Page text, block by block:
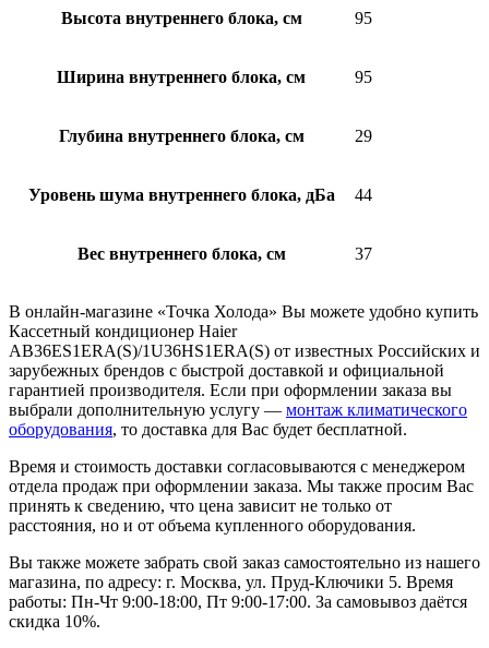
Высота внутреннего блока, см 95
Ширина внутреннего блока, см 95
Глубина внутреннего блока, см 29
Уровень шума внутреннего блока, дБа 44
Вес внутреннего блока, см 37
В онлайн-магазине «Точка Холода» Вы можете удобно купить
Кассетный кондиционер Haier
AB36ES1ERA(S)/1U36HS1ERA(S) от известных Российских и
зарубежных брендов с быстрой доставкой и официальной
гарантией производителя. Если при оформлении заказа вы
выбрали дополнительную услугу — монтаж климатического
оборудования, то доставка для Вас будет бесплатной.
Время и стоимость доставки согласовываются с менеджером
отдела продаж при оформлении заказа. Мы также просим Вас
принять к сведению, что цена зависит не только от
расстояния, но и от объема купленного оборудования.
Вы также можете забрать свой заказ самостоятельно из нашего
магазина, по адресу: г. Москва, ул. Пруд-Ключики 5. Время
работы: Пн-Чт 9:00-18:00, Пт 9:00-17:00. За самовывоз даётся
скидка 10%.